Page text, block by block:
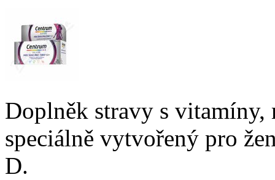
Doplněk stravy s
speciálně vytvořený pro
D.